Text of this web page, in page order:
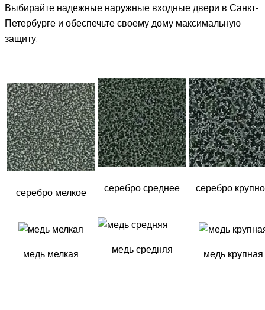
Выбирайте надежные наружные входные двери в Санкт-
Петербурге и обеспечьте своему дому максимальную
защиту.
серебро мелкое серебро среднее серебро
медь мелкая медь средняя медь крупная